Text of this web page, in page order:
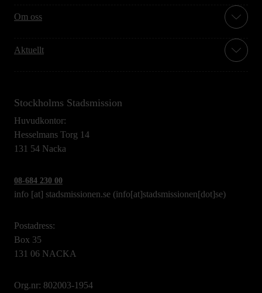
Om oss
Aktuellt
Stockholms Stadsmission
Huvudkontor:
Hesselmans Torg 14
131 54 Nacka
08-684 230 00
info [at] stadsmissionen.se (info[at]stadsmissionen[dot]se)
Postadress:
Box 35
131 06 NACKA
Org.nr: 802003-1954